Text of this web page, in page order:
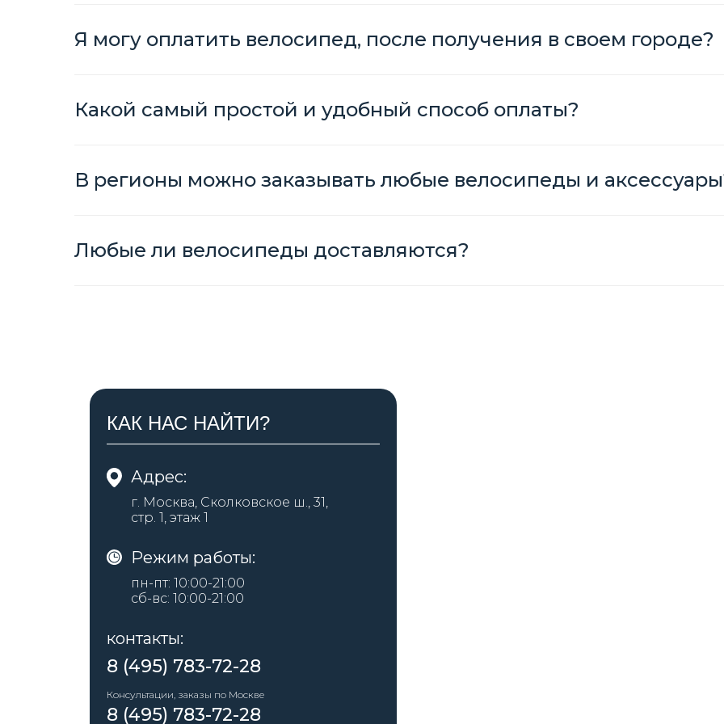
Я могу оплатить велосипед, после получения в своем городе?
Какой самый простой и удобный способ оплаты?
В регионы можно заказывать любые велосипеды и
Любые ли велосипеды доставляются?
КАК НАС НАЙТИ?
Адрес:
г. Москва, Сколковское ш., 31,
стр. 1, этаж 1
Консультации, заказы по Москве
Режим работы:
пн-пт: 10:00-21:00
сб-вс: 10:00-21:00
контакты:
8 (495) 783-72-28
8 (495) 783-72-28